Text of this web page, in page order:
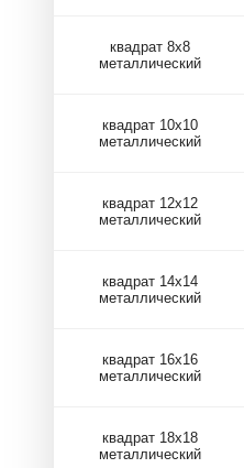
квадрат 8х8
металлический
квадрат 10х10
металлический
квадрат 12х12
металлический
квадрат 14х14
металлический
квадрат 16х16
металлический
квадрат 18х18
металлический